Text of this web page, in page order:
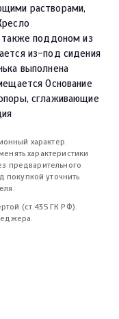
растворами,
также поддоном из
из-под сидения
выполнена
Основание
сглаживающие
характер.
характеристики
предварительного
уточнить
(ст.435 ГК РФ).